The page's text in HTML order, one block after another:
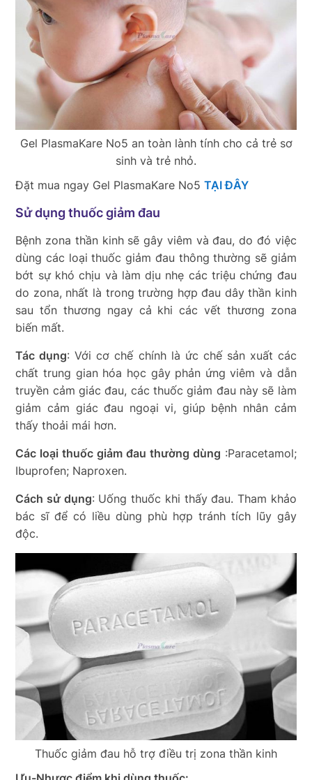
Gel PlasmaKare No5 an toàn lành tính cho cả trẻ sơ
sinh và trẻ nhỏ.
Đặt mua ngay Gel PlasmaKare No5TẠI ĐÂY
Sử dụng thuốc giảm đau
Bệnh zona thần kinh sẽ gây viêm và đau, do đó việc
dùng các loại thuốc giảm đau thông thường sẽ giảm
bớt sự khó chịu và làm dịu nhẹ các triệu chứng đau
do zona, nhất là trong trường hợp đau dây thần kinh
sau tổn thương ngay cả khi các vết thương zona
biến mất.
Tác dụng: Với cơ chế chính là ức chế sản xuất các
chất trung gian hóa học gây phản ứng viêm và dẫn
truyền cảm giác đau, các thuốc giảm đau này sẽ làm
giảm cảm giác đau ngoại vi, giúp bệnh nhân cảm
thấy thoải mái hơn.
Các loại thuốc giảm đau thường dùng :Paracetamol;
Ibuprofen; Naproxen.
Cách sử dụng: Uống thuốc khi thấy đau. Tham khảo
bác sĩ để có liều dùng phù hợp tránh tích lũy gây
độc.
Thuốc giảm đau hỗ trợ điều trị zona thần kinh